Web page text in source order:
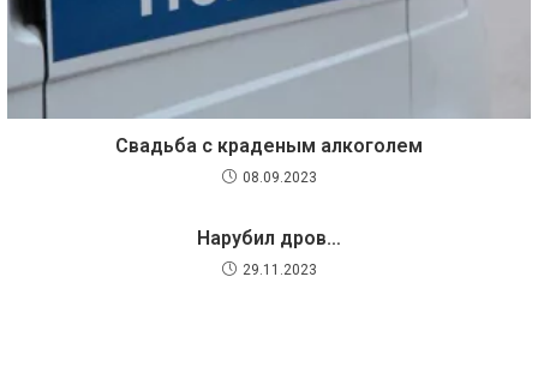
Свадьба с краденым алкоголем
08.09.2023
Нарубил дров…
29.11.2023